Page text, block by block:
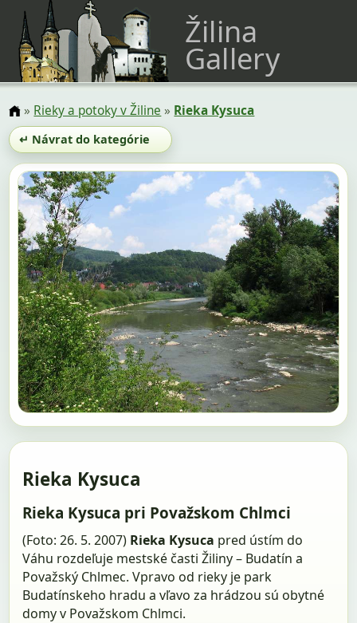
Žilina
Gallery
» Rieky a potoky v Žiline » Rieka Kysuca
↵ Návrat do kategórie
Rieka Kysuca
Rieka Kysuca pri Považskom Chlmci
(Foto: 26. 5. 2007) Rieka Kysuca pred ústím do
Váhu rozdeľuje mestské časti Žiliny – Budatín a
Považský Chlmec. Vpravo od rieky je park
Budatínskeho hradu a vľavo za hrádzou sú obytné
domy v Považskom Chlmci.